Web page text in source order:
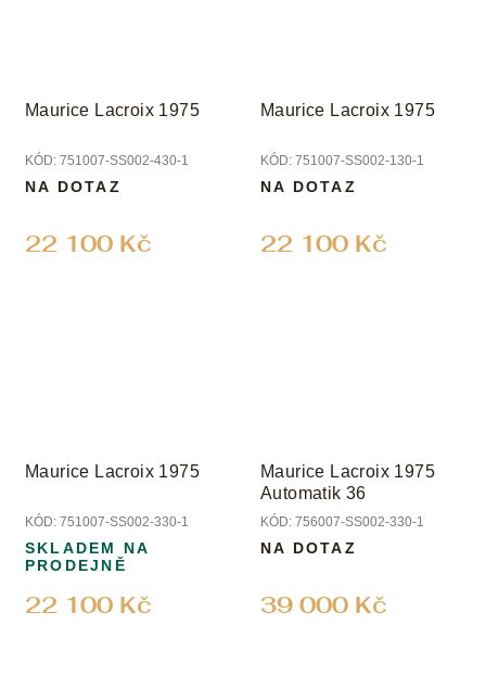
Maurice Lacroix 1975
KÓD: 751007-SS002-430-1
22 100 Kč
NA DOTAZ
Maurice Lacroix 1975
KÓD: 751007-SS002-130-1
22 100 Kč
NA DOTAZ
Maurice Lacroix 1975
KÓD: 751007-SS002-330-1
22 100 Kč
SKLADEM NA
PRODEJNĚ
Maurice Lacroix 1975
Automatik 36
KÓD: 756007-SS002-330-1
39 000 Kč
NA DOTAZ